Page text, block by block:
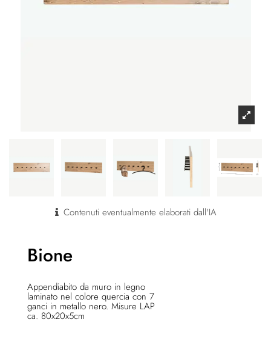
Contenuti eventualmente elaborati dall'IA
Bione
Appendiabito da muro in legno
laminato nel colore quercia con 7
ganci in metallo nero. Misure LAP
ca. 80x20x5cm